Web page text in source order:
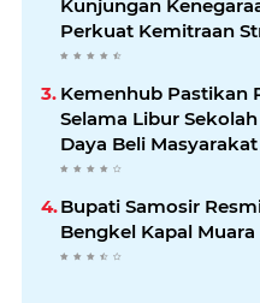
Kunjungan
Perkuat Kemitraan
Indonesia–Jerman
Kemenhub Pastikan
Selama Libur
Daya Beli Masyarakat
Bupati Samosir
Bengkel Kapal